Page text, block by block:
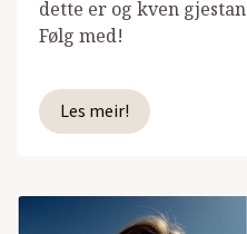
dette er og kven
Følg med!
Les meir!